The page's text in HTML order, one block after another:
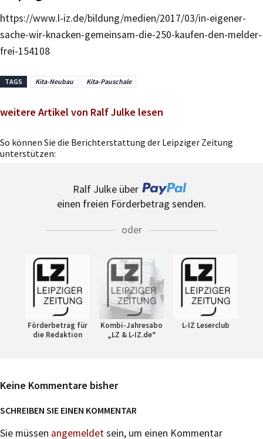
https://www.l-iz.de/bildung/medien/2017/03/in-eigener-
sache-wir-knacken-gemeinsam-die-250-kaufen-den-melder-
frei-154108
TAGS Kita-Neubau Kita-Pauschale
weitere Artikel von Ralf Julke lesen
So können Sie die Berichterstattung der Leipziger Zeitung
unterstützen:
Ralf Julke über
einen freien Förderbetrag senden.
oder
Förderbetrag für
die Redaktion
Kombi-Jahresabo
„LZ & L-IZ.de“
L-IZ Leserclub
Keine Kommentare bisher
SCHREIBEN SIE EINEN KOMMENTAR
Sie müssen angemeldetsein, um einen Kommentar